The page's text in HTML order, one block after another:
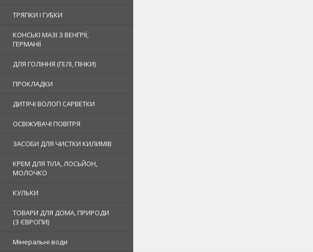
ТРЯПКИ І ГУБКИ
КОНСЬКІ МАЗІ З ВЕНГРІЇ,
ГЕРМАНІЇ
ДЛЯ ГОЛІННЯ (ГЕЛІ, ПІНКИ)
ПРОКЛАДКИ
ДИТЯЧІ ВОЛОГІ САРВЕТКИ
ОСВІЖУВАЧІ ПОВІТРЯ
ЗАСОБИ ДЛЯ ЧИСТКИ КИЛИМІВ
КРЕМ ДЛЯ ТІЛА, ЛОСЬЙОН,
МОЛОЧКО
КУЛЬКИ
ТОВАРИ ДЛЯ ДОМА, ПРИРОДИ
(З ЄВРОПИ)
Мінеральні води